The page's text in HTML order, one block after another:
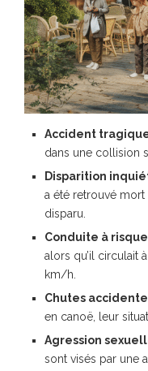
Accident
dans une collision
Disparition
a été retrouvé mort
disparu.
Conduite à risque
alors qu’il circulait
km/h.
Chutes
en canoë, leur
Agression
sont visés par une